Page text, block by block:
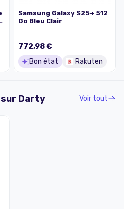
Samsung Galaxy S25+ 512
Go Bleu Clair
772,98 €
Bon état Rakuten
Darty Voir tout